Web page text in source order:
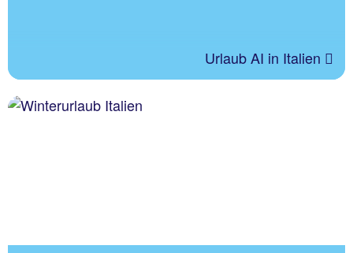
Urlaub AI in Italien